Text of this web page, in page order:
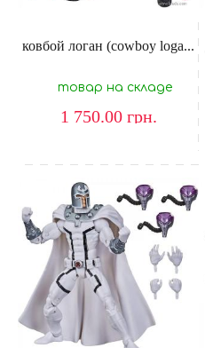
ковбой логан (cowboy loga...
товар на складе
1 750.00 грн.